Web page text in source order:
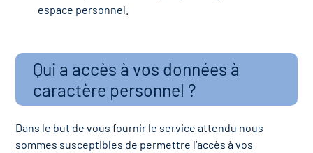
espace personnel.
Qui a accès à vos données à
caractère personnel ?
Dans le but de vous fournir le service attendu nous
sommes susceptibles de permettre l’accès à vos